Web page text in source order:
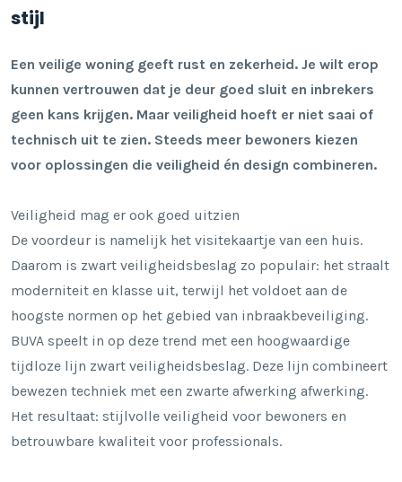
stijl
Een veilige woning geeft rust en zekerheid. Je wilt erop
kunnen vertrouwen dat je deur goed sluit en inbrekers
geen kans krijgen. Maar veiligheid hoeft er niet saai of
technisch uit te zien. Steeds meer bewoners kiezen
voor oplossingen die veiligheid én design combineren.
Veiligheid mag er ook goed uitzien
De voordeur is namelijk het visitekaartje van een huis.
Daarom is zwart veiligheidsbeslag zo populair: het straalt
moderniteit en klasse uit, terwijl het voldoet aan de
hoogste normen op het gebied van inbraakbeveiliging.
BUVA speelt in op deze trend met een hoogwaardige
tijdloze lijn zwart veiligheidsbeslag. Deze lijn combineert
bewezen techniek met een zwarte afwerking afwerking.
Het resultaat: stijlvolle veiligheid voor bewoners en
betrouwbare kwaliteit voor professionals.